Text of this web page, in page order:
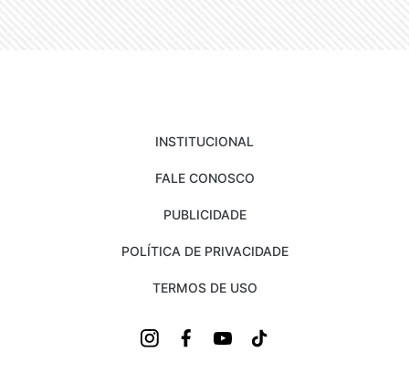
INSTITUCIONAL
FALE CONOSCO
PUBLICIDADE
POLÍTICA DE PRIVACIDADE
TERMOS DE USO